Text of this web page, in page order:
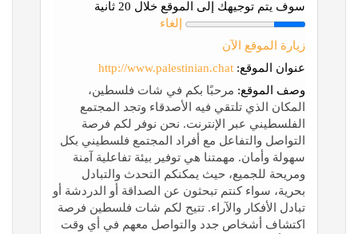
سوف يتم توجيهك إلى الموقع خلال 20 ثانية
إلغاء
زيارة الموقع الآن
عنوان الموقع: http://www.palestinian.chat
وصف الموقع: مرحبًا بكم في شات فلسطين،
المكان الذي تلتقي فيه الأصدقاء وتجد المجتمع
الفلسطيني عبر الإنترنت. نحن نوفر لكم فرصة
التواصل والتفاعل مع أفراد المجتمع فلسطيني بكل
سهولة وأمان. مهمتنا هي توفير بيئة تفاعلية آمنة
ومريحة للجميع، حيث يمكنكم التحدث والتبادل
بحرية، سواء كنتم تبحثون عن الصداقة أو الدردشة أو
تبادل الأفكار والآراء. تتيح لكم شات فلسطين فرصة
اكتشاف أشخاص جدد والتواصل معهم في أي وقت